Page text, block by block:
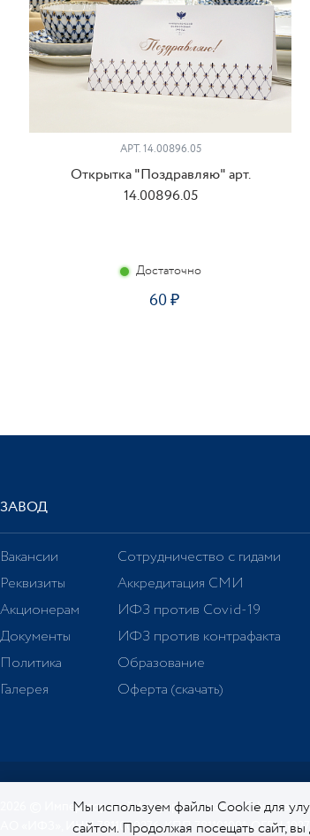
АРТ. 14.00896.05
Открытка "Поздравляю" арт.
14.00896.05
Достаточно
60
ЗАВОД
Вакансии
Реквизиты
Акционерам
Документы
Политика
Галерея
Сотрудничество с гидами
Аккредитация СМИ
ИФЗ против Covid-19
ИФЗ против контрафакта
Образование
Оферта (скачать)
2026 © Императорский фарфоровый завод.
АО «ИФЗ», ИНН 7811000276, КПП 781101001, ОГРН
Мы используем файлы Cookie для
сайтом. Продолжая посещать сайт,